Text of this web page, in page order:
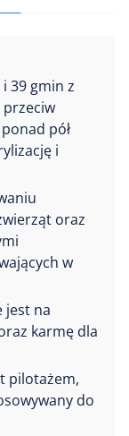
39 gmin z
pół
i
oraz
w
jest na
karmę dla
pilotażem,
do